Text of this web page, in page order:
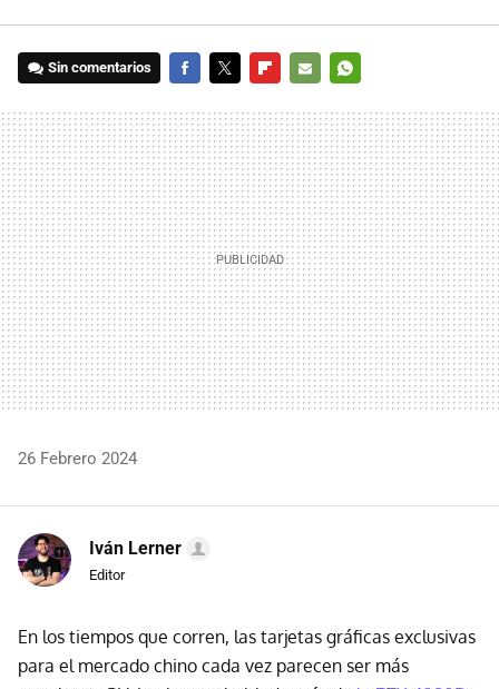
Sin comentarios
MAIL
26 Febrero 2024
Iván Lerner
Editor
En los tiempos que corren, las tarjetas gráficas exclusivas
para el mercado chino cada vez parecen ser más